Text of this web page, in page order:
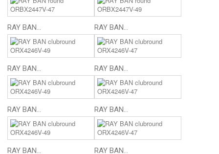
RAY BAN... RAY BAN...
RAY BAN... RAY BAN...
RAY BAN... RAY BAN...
RAY BAN... RAY BAN...